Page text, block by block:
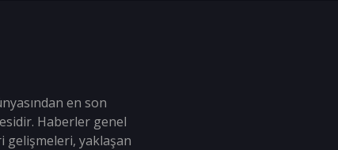
en son
Haberler genel
yaklaşan